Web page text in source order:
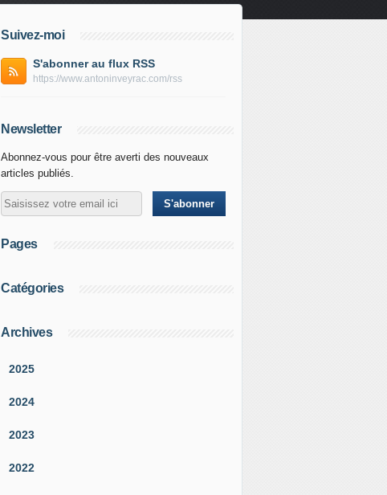
Suivez-moi
S'abonner au flux RSS
https://www.antoninveyrac.com/rss
Newsletter
Abonnez-vous pour être averti des nouveaux
articles publiés.
Pages
Catégories
Archives
2025
2024
2023
2022